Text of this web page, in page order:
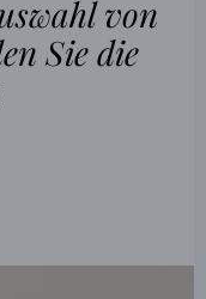
von
Sie die